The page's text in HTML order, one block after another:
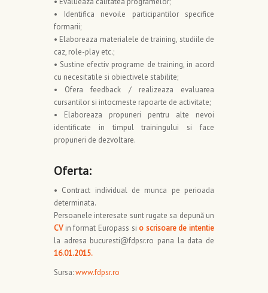
• Identifica nevoile participantilor specifice
formarii;
• Elaboreaza materialele de training, studiile de
caz, role-play etc.;
• Sustine efectiv programe de training, in acord
cu necesitatile si obiectivele stabilite;
• Ofera feedback / realizeaza evaluarea
cursantilor si intocmeste rapoarte de activitate;
• Elaboreaza propuneri pentru alte nevoi
identificate in timpul trainingului si face
propuneri de dezvoltare.
Oferta:
• Contract individual de munca pe perioada
determinata.
Persoanele interesate sunt rugate sa depună un
CVin format Europass si o scrisoare de intentie
la adresa bucuresti@fdpsr.ro pana la data de
16.01.2015.
Sursa:www.fdpsr.ro